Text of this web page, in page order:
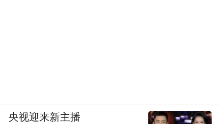
央视迎来新主播